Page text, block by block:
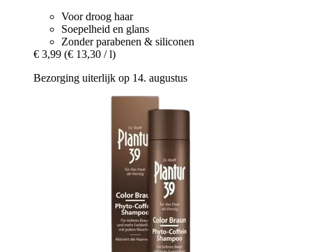
Voor droog haar
Soepelheid en glans
Zonder parabenen & siliconen
€ 3,99 (€ 13,30 / l)
Bezorging uiterlijk op 14. augustus